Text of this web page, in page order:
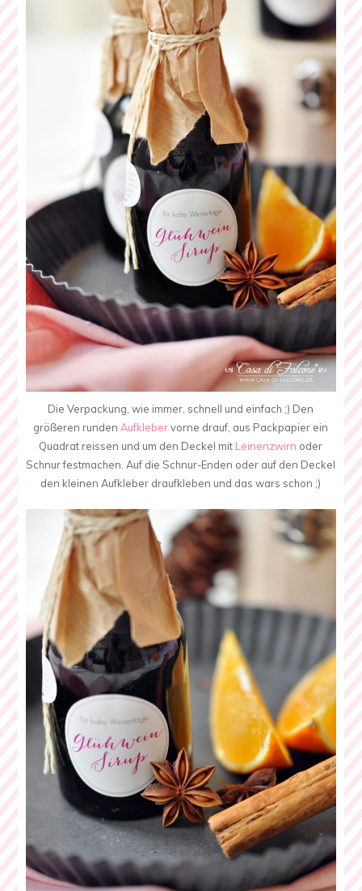
Die Verpackung, wie immer, schnell und einfach ;) Den
größeren rundenAufklebervorne drauf, aus Packpapier ein
Quadrat reissen und um den Deckel mit Leinenzwirn oder
Schnur festmachen. Auf die Schnur-Enden oder auf den Deckel
den kleinen Aufkleber draufkleben und das wars schon ;)